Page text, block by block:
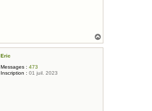
a
u
Eric
Messages : 473
Inscription : 01 juil. 2023